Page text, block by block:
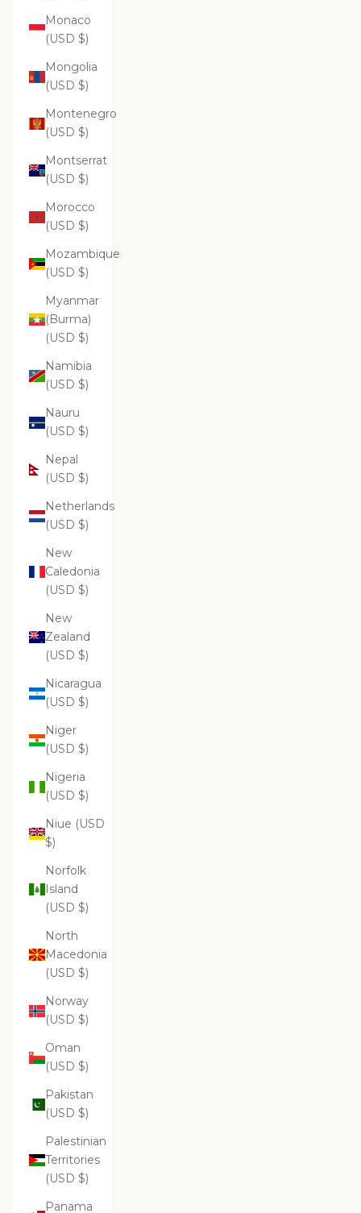
Monaco
(USD $)
Mongolia
(USD $)
Montenegro
(USD $)
Montserrat
(USD $)
Morocco
(USD $)
Mozambique
(USD $)
Myanmar
(Burma)
(USD $)
Namibia
(USD $)
Nauru
(USD $)
Nepal
(USD $)
Netherlands
(USD $)
New
Caledonia
(USD $)
New
Zealand
(USD $)
Nicaragua
(USD $)
Niger
(USD $)
Nigeria
(USD $)
Niue (USD
$)
Norfolk
Island
(USD $)
North
Macedonia
(USD $)
Norway
(USD $)
Oman
(USD $)
Pakistan
(USD $)
Palestinian
Territories
(USD $)
Panama